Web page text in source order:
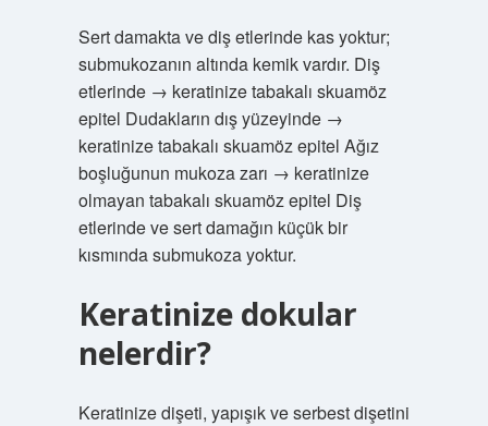
Sert damakta ve diş etlerinde kas yoktur;
submukozanın altında kemik vardır. Diş
etlerinde → keratinize tabakalı skuamöz
epitel Dudakların dış yüzeyinde →
keratinize tabakalı skuamöz epitel Ağız
boşluğunun mukoza zarı → keratinize
olmayan tabakalı skuamöz epitel Diş
etlerinde ve sert damağın küçük bir
kısmında submukoza yoktur.
Keratinize dokular
nelerdir?
Keratinize dişeti, yapışık ve serbest dişetini